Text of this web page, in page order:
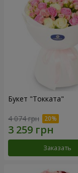
Букет "Токката"
4 074 грн
Заказать